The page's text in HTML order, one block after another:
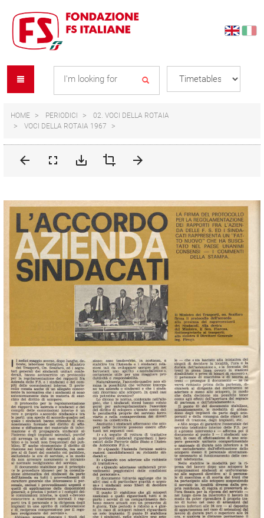
content
navigation
menu
HOME PERIODICI
02. VOCI DELLA ROTAIA
VOCI DELLA ROTAIA 1967